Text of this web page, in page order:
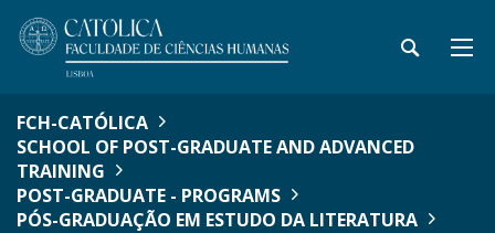
FCH-CATÓLICA
SCHOOL OF POST-GRADUATE AND ADVANCED
TRAINING
POST-GRADUATE - PROGRAMS
PÓS-GRADUAÇÃO EM ESTUDO DA LITERATURA